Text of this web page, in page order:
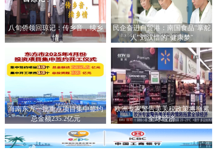
八旬侨领回琼记：传乡音，续乡
情
民企奋进自贸港：南国食品"掌舵
人"刘汉惜的"健康梦"
海南东方一批重点项目集中签约
总金额235.2亿元
欧洲专家警告美关税政策将拖累
全球经济
广告